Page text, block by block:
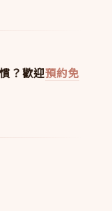
？歡迎預約免